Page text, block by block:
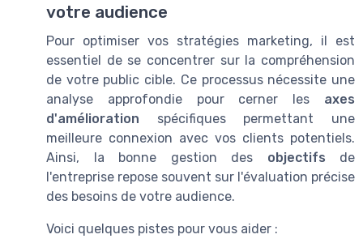
votre audience
Pour optimiser vos stratégies marketing, il est
essentiel de se concentrer sur la compréhension
de votre public cible. Ce processus nécessite une
analyse approfondie pour cerner les axes
d'amélioration spécifiques permettant une
meilleure connexion avec vos clients potentiels.
Ainsi, la bonne gestion des objectifs de
l'entreprise repose souvent sur l'évaluation précise
des besoins de votre audience.
Voici quelques pistes pour vous aider :